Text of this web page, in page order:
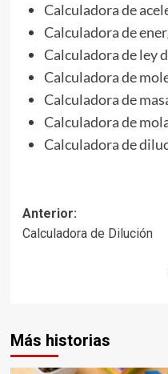
Calculadora de
Calculadora de
Calculadora de ley
Calculadora de
Calculadora de
Calculadora de
Calculadora de
Navegación
de
Anterior:
Calculadora de Dilución
Más historias